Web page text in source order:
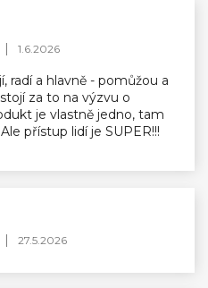
je 5 z 5 hvězdiček.
| 1.6.2026
radí a hlavně - pomůžou a
za to na výzvu o
je vlastně jedno, tam
přístup lidí je SUPER!!!
je 5 z 5 hvězdiček.
| 27.5.2026